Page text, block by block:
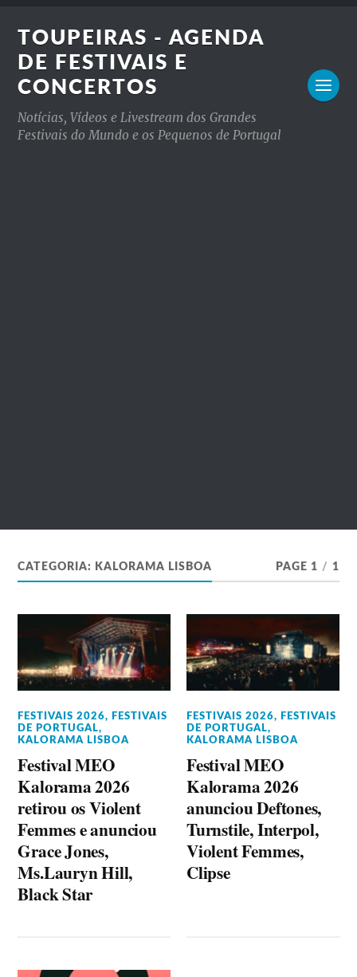
TOUPEIRAS - AGENDA
DE FESTIVAIS E
CONCERTOS
Notícias, Vídeos e Livestream dos Grandes
Festivais do Mundo e os Pequenos de Portugal
CATEGORIA: KALORAMA LISBOA PAGE 1 / 1
FESTIVAIS 2026,
FESTIVAIS
DE PORTUGAL,
KALORAMA LISBOA
Festival MEO
Kalorama 2026
retirou os Violent
Femmes e anunciou
Grace Jones,
Ms.Lauryn Hill,
Black Star
FESTIVAIS 2026,
FESTIVAIS
DE PORTUGAL,
KALORAMA LISBOA
Festival MEO
Kalorama 2026
anunciou Deftones,
Turnstile, Interpol,
Violent Femmes,
Clipse